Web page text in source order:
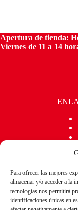
Para ofrecer las mejores
almacenar y/o acceder a la
tecnologías nos permitirá
identificaciones únicas en
Apertura de tienda:
Viernes de 11 a 14
REDES SOCIALES